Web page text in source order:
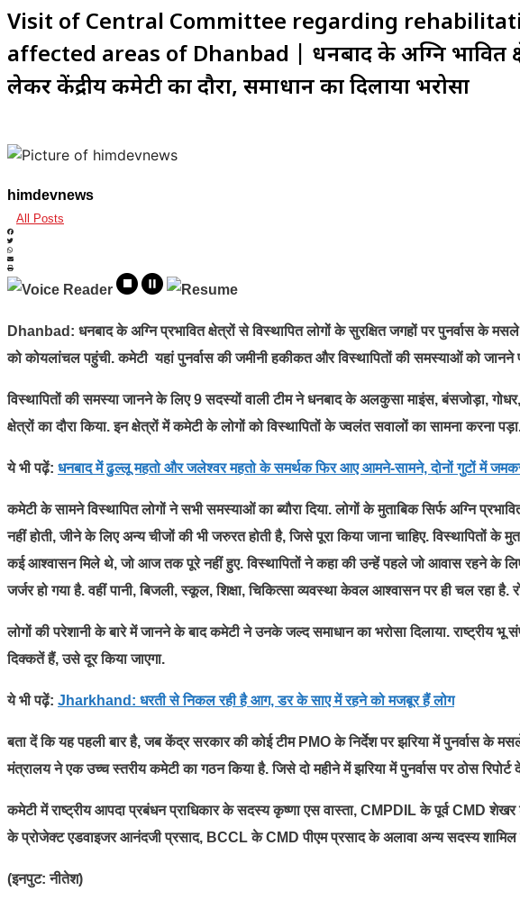
Visit of Central Committee regarding
affected areas of Dhanbad | धनबाद के अग्नि प्रभावित
लेकर केंद्रीय कमेटी का दौरा, समाधान का दिलाया भरोसा
himdevnews
All Posts
Dhanbad: धनबाद के अग्नि प्रभावित क्षेत्रों से विस्थापित लोगों के सुरक्षित जगहों पर पुनर्वास के
को कोयलांचल पहुंची. कमेटी यहां पुनर्वास की जमीनी हकीकत और विस्थापितों की समस्याओं को जानने
विस्थापितों की समस्या जानने के लिए 9 सदस्यों वाली टीम ने धनबाद के अलकुसा माइंस, बंसजोड़ा,
क्षेत्रों का दौरा किया. इन क्षेत्रों में कमेटी के लोगों को विस्थापितों के ज्वलंत सवालों का सामना करना
ये भी पढ़ें: धनबाद में ढुल्लू महतो और जलेश्वर महतो के समर्थक फिर आए आमने-सामने, दोनों गुटों में जमकर
कमेटी के सामने विस्थापित लोगों ने सभी समस्याओं का ब्यौरा दिया. लोगों के मुताबिक सिर्फ अग्नि
नहीं होती, जीने के लिए अन्य चीजों की भी जरुरत होती है, जिसे पूरा किया जाना चाहिए. विस्थापितों के
कई आश्वासन मिले थे, जो आज तक पूरे नहीं हुए. विस्थापितों ने कहा की उन्हें पहले जो आवास रहने के
जर्जर हो गया है. वहीं पानी, बिजली, स्कूल, शिक्षा, चिकित्सा व्यवस्था केवल आश्वासन पर ही चल रहा है.
लोगों की परेशानी के बारे में जानने के बाद कमेटी ने उनके जल्द समाधान का भरोसा दिलाया. राष्ट्रीय भू
दिक्कतें हैं, उसे दूर किया जाएगा.
ये भी पढ़ें: Jharkhand: धरती से निकल रही है आग, डर के साए में रहने को मजबूर हैं लोग
बता दें कि यह पहली बार है, जब केंद्र सरकार की कोई टीम PMO के निर्देश पर झरिया में पुनर्वास के
मंत्रालय ने एक उच्च स्तरीय कमेटी का गठन किया है. जिसे दो महीने में झरिया में पुनर्वास पर ठोस रिपोर्ट
कमेटी में राष्ट्रीय आपदा प्रबंधन प्राधिकार के सदस्य कृष्णा एस वास्ता, CMPDIL के पूर्व CMD
के प्रोजेक्ट एडवाइजर आनंदजी प्रसाद, BCCL के CMD पीएम प्रसाद के अलावा अन्य सदस्य शामिल
(इनपुट: नीतेश)